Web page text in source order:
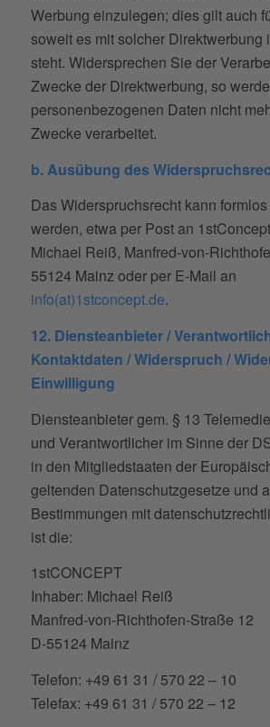
Werbung einzulegen; dies gilt auch
soweit es mit solcher Direktwerbung
steht. Widersprechen Sie der
Zwecke der Direktwerbung, so
personenbezogenen Daten nicht
Zwecke verarbeitet.
b. Ausübung des
Das Widerspruchsrecht kann
werden, etwa per Post an
Michael Reiß, Manfred-von-
55124 Mainz oder per E-Mail an
info(at)1stconcept.de.
12. Diensteanbieter /
Kontaktdaten / Widerspruch /
Einwilligung
Diensteanbieter gem. § 13
und Verantwortlicher im Sinne der
in den Mitgliedstaaten der
geltenden Datenschutzgesetze und
Bestimmungen mit
ist die:
1stCONCEPT
Inhaber: Michael Reiß
Manfred-von-Richthofen-Straße 12
D-55124 Mainz
Telefon: +49 61 31 / 570 22 – 10
Telefax: +49 61 31 / 570 22 – 12